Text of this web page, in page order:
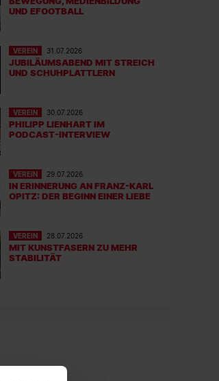
UND EFOOTBALL
VEREIN 31.07.2026
JUBILÄUMSABEND MIT STREICH
UND SCHUHPLATTLERN
VEREIN 30.07.2026
PHILIPP LIENHART IM
PODCAST-INTERVIEW
VEREIN 29.07.2026
IN ERINNERUNG AN FRANZ-KARL
OPITZ: DER BEGINN EINER LIEBE
VEREIN 28.07.2026
MIT KUNSTFASERN ZU MEHR
STABILITÄT